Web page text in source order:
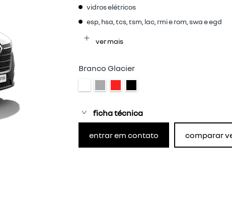
vidros elétricos
esp, hsa, tcs, tsm, lac, rmi e rom, swa e egd
ver mais
Branco Glacier
ficha técnica
entrar em contato comparar